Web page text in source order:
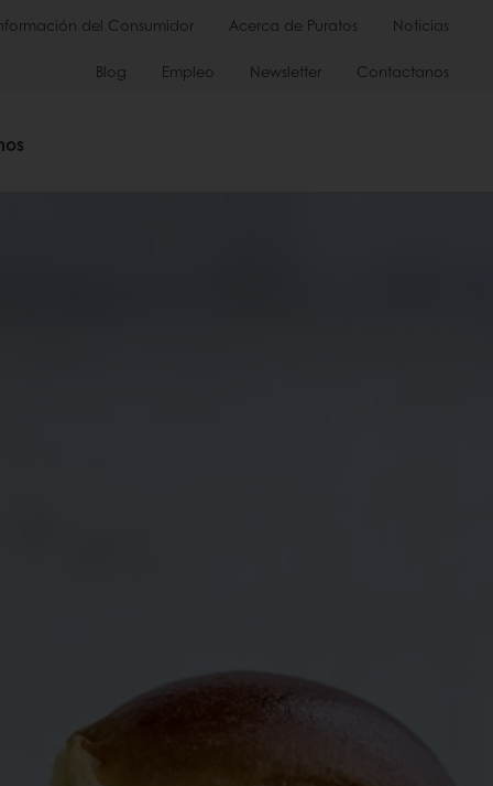
del Consumidor Acerca de Puratos Noticias
Blog Empleo Newsletter Contactanos